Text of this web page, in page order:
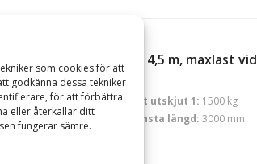
som cookies för att
godkänna dessa tekniker
för att förbättra
eller återkallar ditt
fungerar sämre.
2-delad, maxlängd 4,5 m, maxlast vid
Maxlängd:4500 mm Maxlast utskjut 1: 1500 kg
Hydraulisk:Mekanisk Minsta längd: 3000 mm